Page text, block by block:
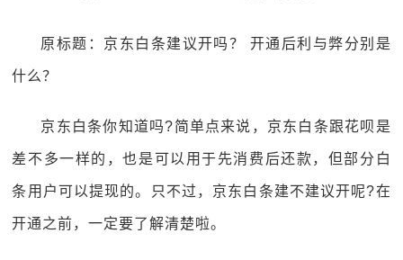
原标题：京东白条建议开吗？ 开通后利与弊分别是
什么？
京东白条你知道吗?简单点来说，京东白条跟花呗是
差不多一样的，也是可以用于先消费后还款，但部分白
条用户可以提现的。只不过，京东白条建不建议开呢?在
开通之前，一定要了解清楚啦。